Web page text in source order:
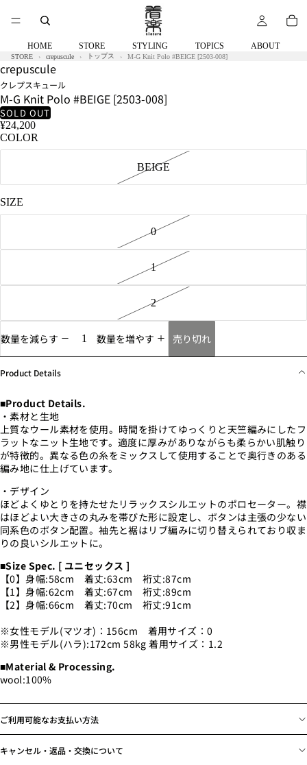
HOME STORE STYLING TOPICS ABOUT
STORE crepuscule トップス M-G Knit Polo #BEIGE [2503-008]
ズ：
2
ズ：
1
crepuscule
クレプスキュール
M-G Knit Polo #BEIGE [2503-008]
SOLD OUT
¥24,200
COLOR
BEIGE
SIZE
0
1
2
数量を減らす 数量を増やす 売り切れ
Product Details
■Product Details.
・素材と生地
上質なウール素材を使用。時間を掛けてゆっくりと天竺編みにしたフ
ラットなニット生地です。適度に厚みがありながらも柔らかい肌触り
が特徴的。異なる色の糸をミックスして使用することで奥行きのある
編み地に仕上げています。
・デザイン
ほどよくゆとりを持たせたリラックスシルエットのポロセーター。襟
はほどよい大きさの丸みを帯びた形に設定し、ボタンは主張の少ない
同系色のボタン配置。袖先と裾はリブ編みに切り替えられており収ま
りの良いシルエットに。
■Size Spec. [ ユニセックス ]
【0】身幅:58cm 着丈:63cm 裄丈:87cm
【1】身幅:62cm 着丈:67cm 裄丈:89cm
【2】身幅:66cm 着丈:70cm 裄丈:91cm
※女性モデル(マツオ)：156cm 着用サイズ：0
※男性モデル(ハラ):172cm 58kg 着用サイズ：1.2
■Material & Processing.
wool:100%
ご利用可能なお支払い方法
キャンセル・返品・交換について